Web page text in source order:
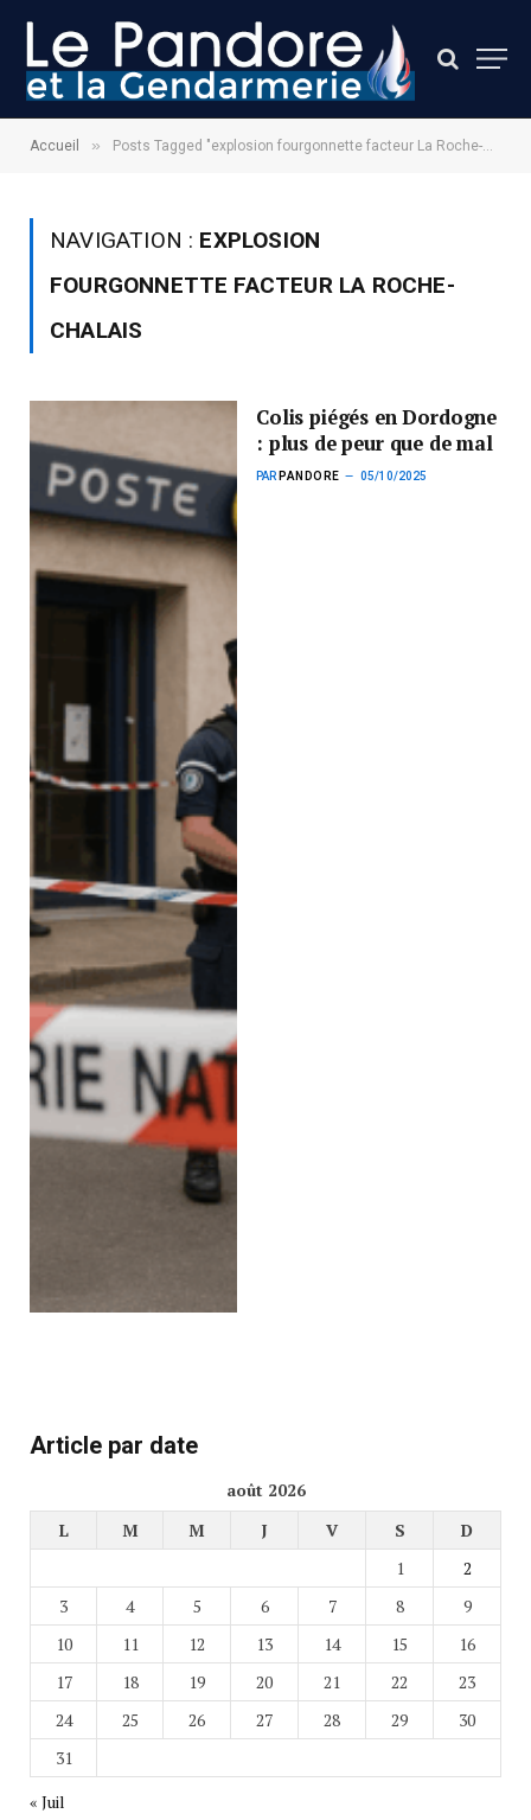
Accueil » Posts Tagged "explosion fourgonnette facteur La Roche-Chalais"
NAVIGATION : EXPLOSION
FOURGONNETTE FACTEUR LA ROCHE-
CHALAIS
Colis piégés en Dordogne
: plus de peur que de mal
PAR PANDORE 05/10/2025
Article par date
août 2026
L
M M J V S
D
1
2
3
4 5 6 7 8
9
10
11 12 13 14 15
16
17
18 19 20 21 22
23
24
25 26 27 28 29
30
31
« Juil